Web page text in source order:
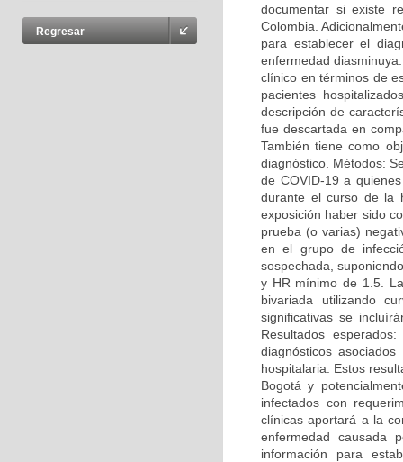
Regresar
documentar si existe
Colombia.
para establecer el
enfermedad
clínico en términos de
pacientes
descripción de
fue descartada en
También tiene como
diagnóstico. Métodos:
de COVID-19 a
durante el curso de la
exposición haber sido
prueba (o varias)
en el grupo de
sospechada,
y HR mínimo de 1.5.
bivariada utilizando
significativas se
Resultados
diagnósticos
hospitalaria. Estos
Bogotá y
infectados con
clínicas aportará a la
enfermedad causada
información para